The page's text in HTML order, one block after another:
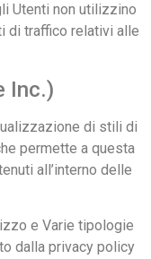
Utenti non utilizzino
di traffico relativi alle
Inc.)
di stili di
permette a questa
all’interno delle
e Varie tipologie
dalla privacy policy